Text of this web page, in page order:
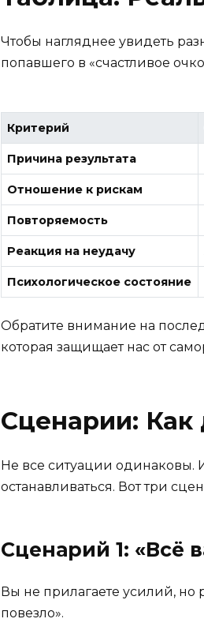
Чтобы нагляднее увидеть
попавшего в «счастливое
Критерий
Причина результата
Отношение к рискам
Повторяемость
Реакция на неудачу
Психологическое состояние
Обратите внимание на
которая защищает нас от
Сценарии: Как
Не все ситуации одинаковы.
останавливаться. Вот три
Сценарий 1: «Всё
Вы не прилагаете усилий, но
повезло».